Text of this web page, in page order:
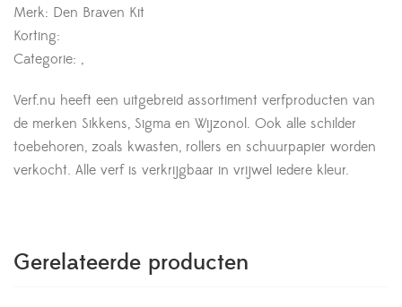
Merk: Den Braven Kit
Korting:
Categorie: ,
Verf.nu heeft een uitgebreid assortiment verfproducten van
de merken Sikkens, Sigma en Wijzonol. Ook alle schilder
toebehoren, zoals kwasten, rollers en schuurpapier worden
verkocht. Alle verf is verkrijgbaar in vrijwel iedere kleur.
Gerelateerde producten